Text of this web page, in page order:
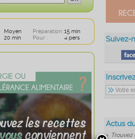
Suivez-
Actus
Moyen Préparation :15 min
20 min Pour : 4 pers